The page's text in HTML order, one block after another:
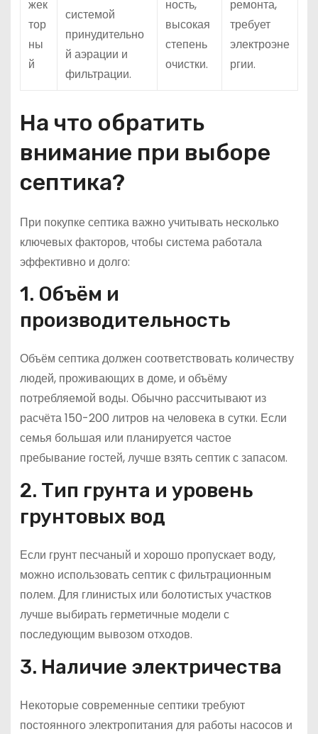
жек
тор
ны
й
системой
принудительно
й аэрации и
фильтрации.
ность,
высокая
степень
очистки.
ремонта,
требует
электроэне
ргии.
На что обратить
внимание при выборе
септика?
При покупке септика важно учитывать несколько
ключевых факторов, чтобы система работала
эффективно и долго:
1. Объём и
производительность
Объём септика должен соответствовать количеству
людей, проживающих в доме, и объёму
потребляемой воды. Обычно рассчитывают из
расчёта 150-200 литров на человека в сутки. Если
семья большая или планируется частое
пребывание гостей, лучше взять септик с запасом.
2. Тип грунта и уровень
грунтовых вод
Если грунт песчаный и хорошо пропускает воду,
можно использовать септик с фильтрационным
полем. Для глинистых или болотистых участков
лучше выбирать герметичные модели с
последующим вывозом отходов.
3. Наличие электричества
Некоторые современные септики требуют
постоянного электропитания для работы насосов и